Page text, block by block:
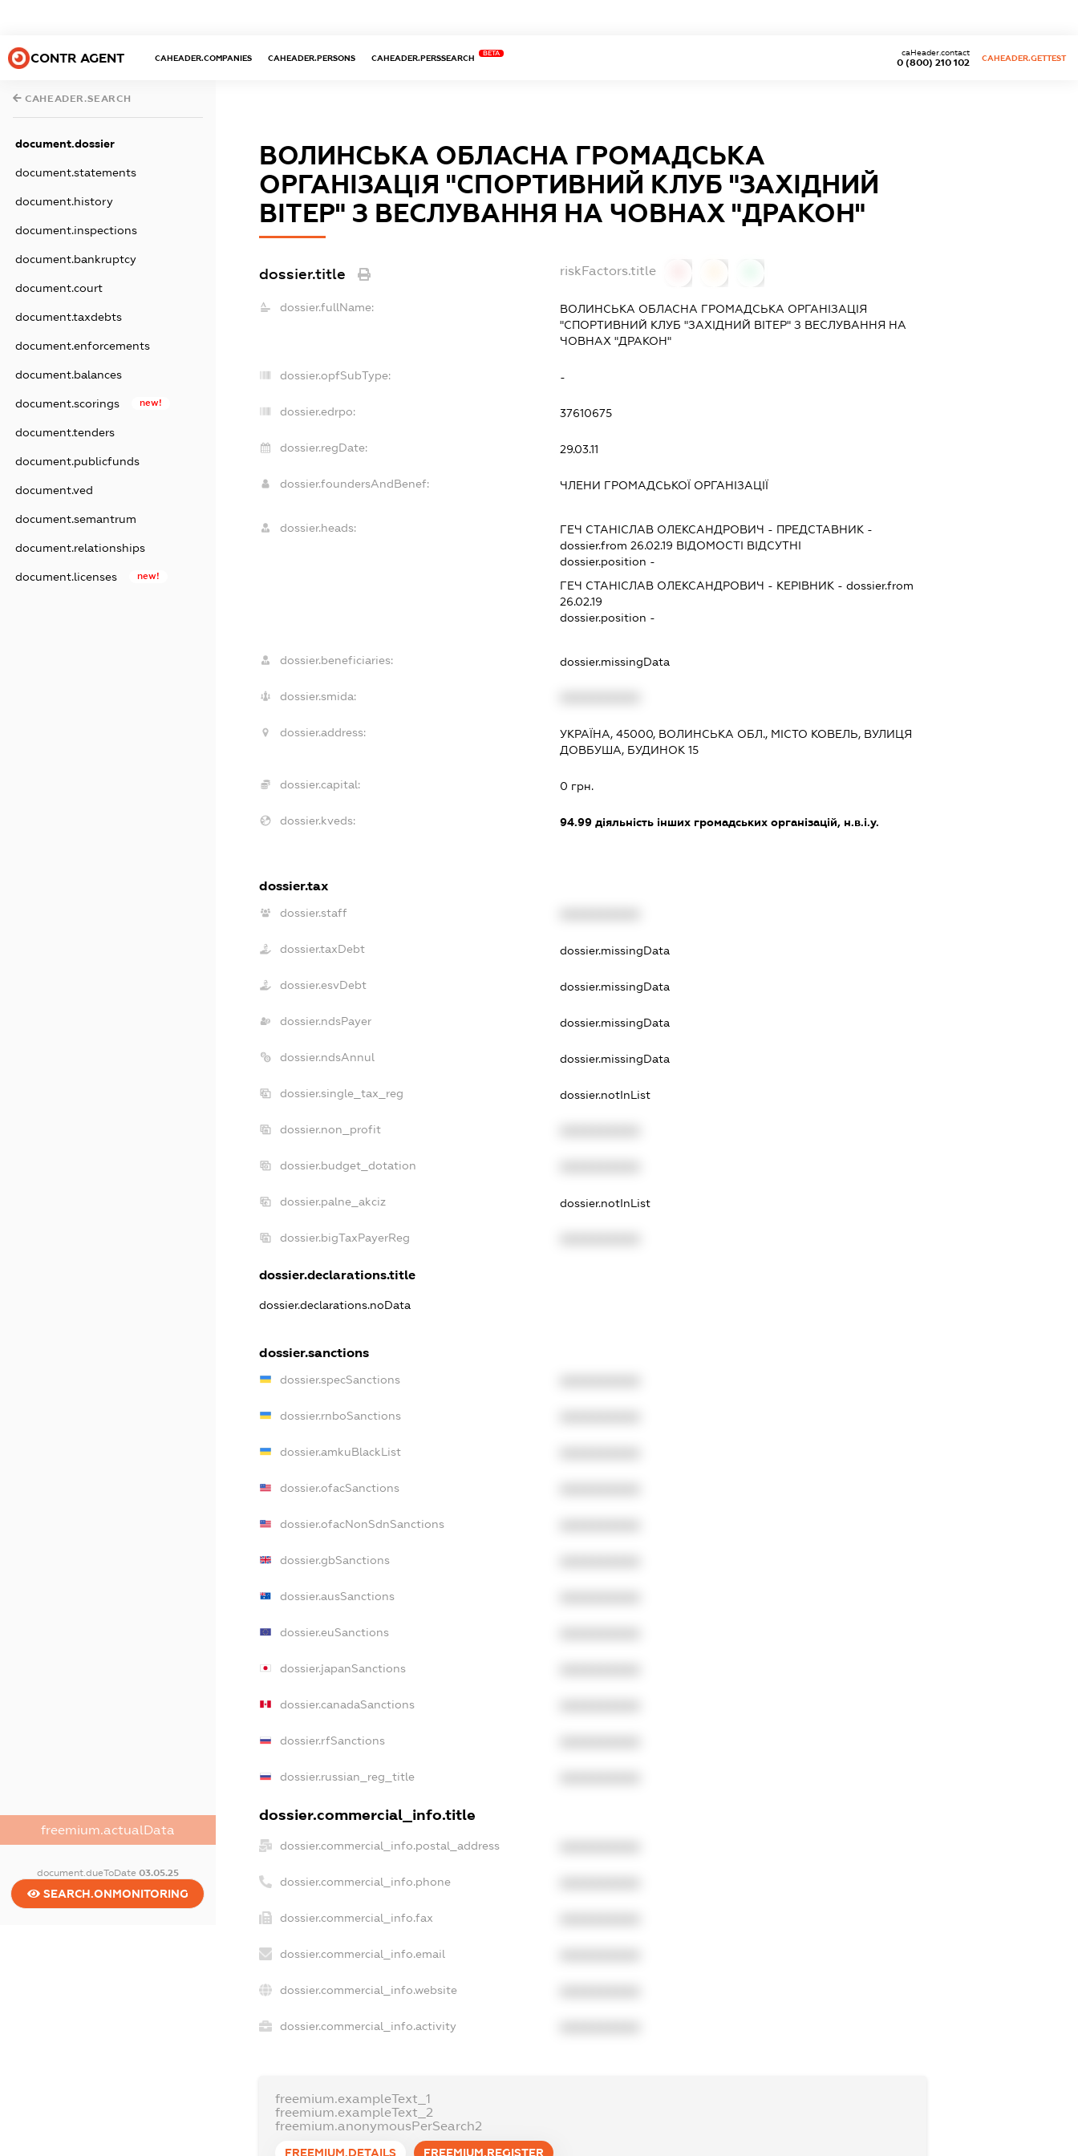
CONTR AGENT CAHEADER.COMPANIES CAHEADER.PERSONS CAHEADER.PERSSEARCH
BETA
0 (800) 210 102
caHeader.contact
CAHEADER.GETTEST
CAHEADER.SEARCH
document.dossier
document.statements
document.history
document.inspections
document.bankruptcy
document.court
document.taxdebts
document.enforcements
document.balances
document.scorings new!
document.tenders
document.publicfunds
document.ved
document.semantrum
document.relationships
document.licenses new!
freemium.actualData
document.dueToDate 03.05.25
SEARCH.ONMONITORING
ВОЛИНСЬКА ОБЛАСНА ГРОМАДСЬКА
ОРГАНІЗАЦІЯ "СПОРТИВНИЙ КЛУБ "ЗАХІДНИЙ
ВІТЕР" З ВЕСЛУВАННЯ НА ЧОВНАХ "ДРАКОН"
dossier.title riskFactors.title
dossier.fullName:
ВОЛИНСЬКА ОБЛАСНА ГРОМАДСЬКА ОРГАНІЗАЦІЯ
"СПОРТИВНИЙ КЛУБ "ЗАХІДНИЙ ВІТЕР" З ВЕСЛУВАННЯ НА
ЧОВНАХ "ДРАКОН"
dossier.opfSubType: -
dossier.edrpo: 37610675
dossier.regDate: 29.03.11
dossier.foundersAndBenef: ЧЛЕНИ ГРОМАДСЬКОЇ ОРГАНІЗАЦІЇ
dossier.heads: ГЕЧ СТАНІСЛАВ ОЛЕКСАНДРОВИЧ - ПРЕДСТАВНИК -
dossier.from 26.02.19 ВІДОМОСТІ ВІДСУТНІ
dossier.position -
ГЕЧ СТАНІСЛАВ ОЛЕКСАНДРОВИЧ - КЕРІВНИК - dossier.from
26.02.19
dossier.position -
dossier.beneficiaries: dossier.missingData
dossier.smida:
dossier.address:
УКРАЇНА, 45000, ВОЛИНСЬКА ОБЛ., МІСТО КОВЕЛЬ, ВУЛИЦЯ
ДОВБУША, БУДИНОК 15
dossier.capital: 0 грн.
dossier.kveds: 94.99діяльність інших громадських організацій, н.в.і.у.
dossier.tax
dossier.staff
dossier.taxDebt dossier.missingData
dossier.esvDebt dossier.missingData
dossier.ndsPayer dossier.missingData
dossier.ndsAnnul dossier.missingData
dossier.single_tax_reg dossier.notInList
dossier.non_profit
dossier.budget_dotation
dossier.palne_akciz dossier.notInList
dossier.bigTaxPayerReg
dossier.declarations.title
dossier.declarations.noData
dossier.sanctions
dossier.specSanctions
dossier.rnboSanctions
dossier.amkuBlackList
dossier.ofacSanctions
dossier.ofacNonSdnSanctions
dossier.gbSanctions
dossier.ausSanctions
dossier.euSanctions
dossier.japanSanctions
dossier.canadaSanctions
dossier.rfSanctions
dossier.russian_reg_title
dossier.commercial_info.title
dossier.commercial_info.postal_address
dossier.commercial_info.phone
dossier.commercial_info.fax
dossier.commercial_info.email
dossier.commercial_info.website
dossier.commercial_info.activity
freemium.exampleText_1
freemium.exampleText_2
freemium.anonymousPerSearch2
FREEMIUM.DETAILS FREEMIUM.REGISTER